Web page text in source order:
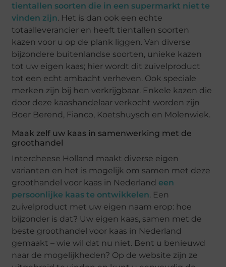
tientallen soorten die in een supermarkt niet te
vinden zijn. Het is dan ook een echte
totaalleverancier en heeft tientallen soorten
kazen voor u op de plank liggen. Van diverse
bijzondere buitenlandse soorten, unieke kazen
tot uw eigen kaas; hier wordt dit zuivelproduct
tot een echt ambacht verheven. Ook speciale
merken zijn bij hen verkrijgbaar. Enkele kazen die
door deze kaashandelaar verkocht worden zijn
Boer Berend, Fianco, Koetshuysch en Molenwiek.
Maak zelf uw kaas in samenwerking met de
groothandel
Intercheese Holland maakt diverse eigen
varianten en het is mogelijk om samen met deze
groothandel voor kaas in Nederland een
persoonlijke kaas te ontwikkelen. Een
zuivelproduct met uw eigen naam erop: hoe
bijzonder is dat? Uw eigen kaas, samen met de
beste groothandel voor kaas in Nederland
gemaakt – wie wil dat nu niet. Bent u benieuwd
naar de mogelijkheden? Op de website zijn ze